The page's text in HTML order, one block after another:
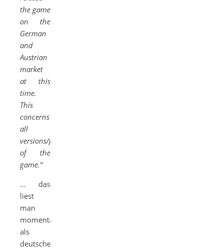
the game
on the
German
and
Austrian
market
at this
time.
This
concerns
all
versions/platforms
of the
game.“
… das
liest
man
momentan
als
deutscher